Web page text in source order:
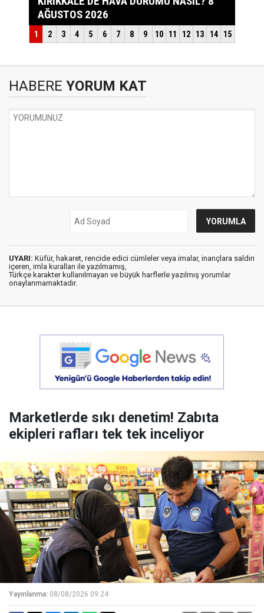
HABERE YORUM KAT
UYARI: Küfür, hakaret, rencide edici cümleler veya imalar, inançlara saldırı
içeren, imla kuralları ile yazılmamış,
Türkçe karakter kullanılmayan ve büyük harflerle yazılmış yorumlar
onaylanmamaktadır.
Marketlerde sıkı denetim! Zabıta
ekipleri rafları tek tek inceliyor
Yayınlanma: 08/08/2026 09:24